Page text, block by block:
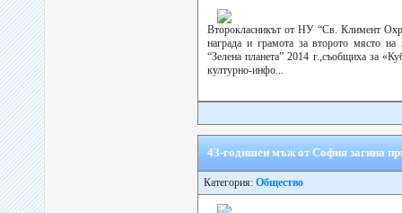
Второкласникът от НУ “Св. Климент
награда и грамота за второто място
“Зелена планета” 2014 г.,съобщиха за
културно-инфо...
43-годишен мъж от София загина
Категория: Общество